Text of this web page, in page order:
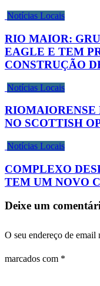
Notícias Locais
RIO MAIOR:
EAGLE E TEM
CONSTRUÇÃO
Notícias Locais
RIOMAIORENSE
NO SCOTTISH
Notícias Locais
COMPLEXO
TEM UM NOVO
Deixe um
O seu endereço de email
marcados com *